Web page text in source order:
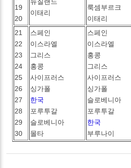
19
20
이태리
룩셈부르크
이태리
21
22
23
24
25
26
27
28
29
30
스페인
이스라엘
그리스
홍콩
사이프러스
싱가폴
한국
포루투갈
슬로베니아
몰타
스페인
이스라엘
홍콩
그리스
사이프러스
싱가폴
슬로베니아
포루투갈
한국
부루나이